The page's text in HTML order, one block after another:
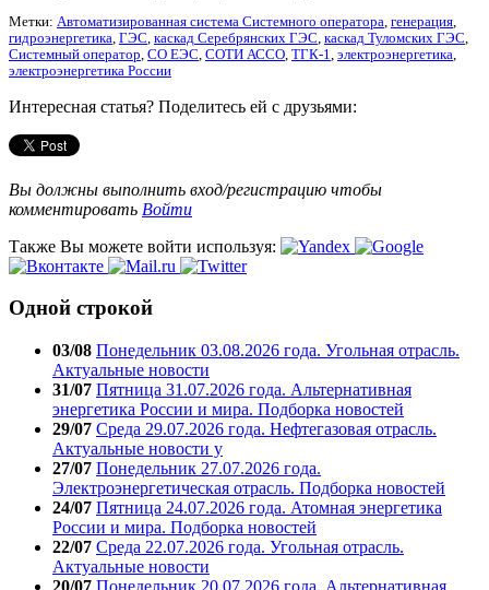
Метки: Автоматизированная система Системного оператора генерация
гидроэнергетика ГЭС каскад Серебрянских ГЭС каскад Туломских ГЭС
Системный оператор СО ЕЭС СОТИ АССО ТГК-1 электроэнергетика
электроэнергетика России
Интересная статья? Поделитесь ей с друзьями:
Вы должны выполнить вход/регистрацию чтобы
комментировать Войти
Также Вы можете войти используя:
Одной строкой
03/08 Понедельник 03.08.2026 года. Угольная отрасль.
Актуальные новости
31/07 Пятница 31.07.2026 года. Альтернативная
энергетика России и мира. Подборка новостей
29/07 Среда 29.07.2026 года. Нефтегазовая отрасль.
Актуальные новости у
27/07 Понедельник 27.07.2026 года.
Электроэнергетическая отрасль. Подборка новостей
24/07 Пятница 24.07.2026 года. Атомная энергетика
России и мира. Подборка новостей
22/07 Среда 22.07.2026 года. Угольная отрасль.
Актуальные новости